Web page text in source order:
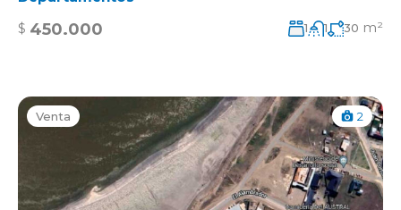
$ 450.000 1 1 30 m²
Venta 2